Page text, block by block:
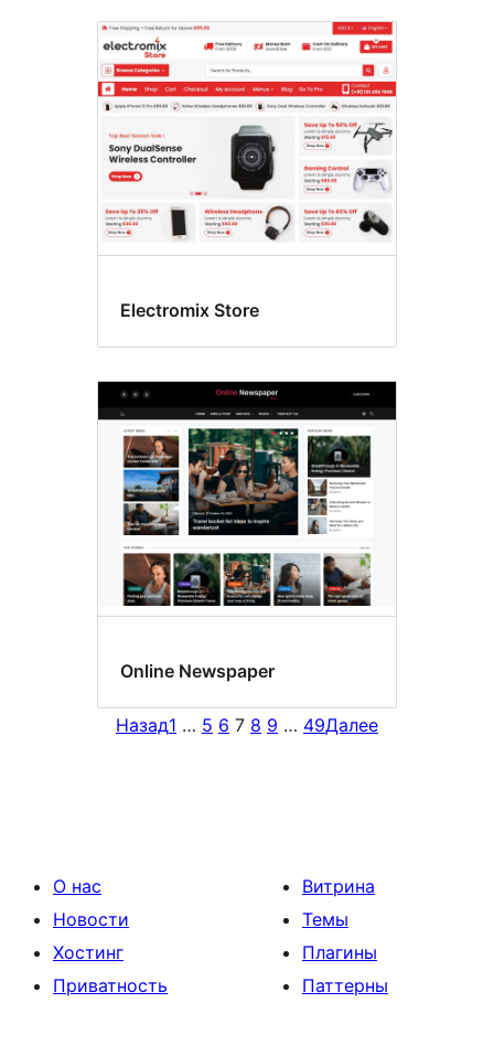
Electromix Store
Online Newspaper
Назад1 … 5 6 7 8 9 … 49Далее
О нас
Новости
Хостинг
Приватность
Витрина
Темы
Плагины
Паттерны